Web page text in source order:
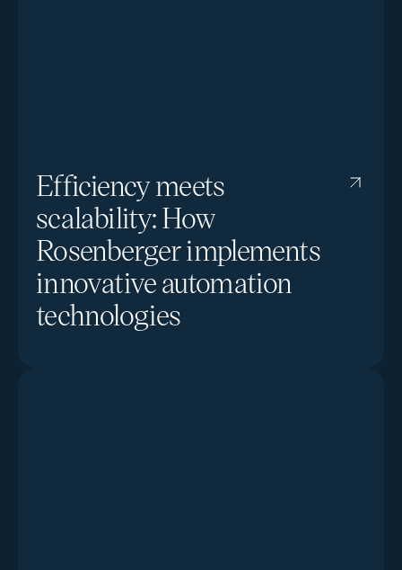
Efficiency meets
scalability: How
Rosenberger implements
innovative automation
technologies